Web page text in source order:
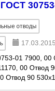
отводы
01 7900, 00
00 Отвод
Отвод 90